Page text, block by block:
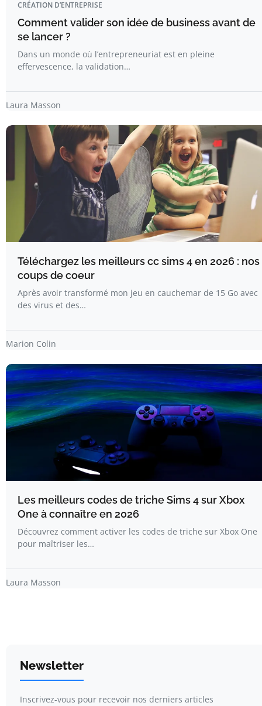
CRÉATION D’ENTREPRISE
Comment valider son idée de business avant de
se lancer ?
Dans un monde où l’entrepreneuriat est en pleine
effervescence, la validation…
Laura Masson
Téléchargez les meilleurs cc sims 4 en 2026 : nos
coups de coeur
Après avoir transformé mon jeu en cauchemar de 15 Go avec
des virus et des…
Marion Colin
Les meilleurs codes de triche Sims 4 sur Xbox
One à connaître en 2026
Découvrez comment activer les codes de triche sur Xbox One
pour maîtriser les…
Laura Masson
Newsletter
Inscrivez-vous pour recevoir nos derniers articles